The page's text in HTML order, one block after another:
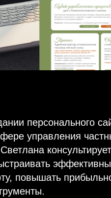
персонального
управления
повышать